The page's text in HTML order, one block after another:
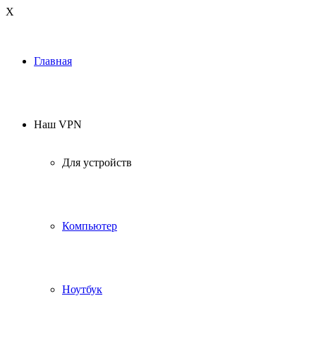
Х
Главная
Наш VPN
Для устройств
Компьютер
Ноутбук